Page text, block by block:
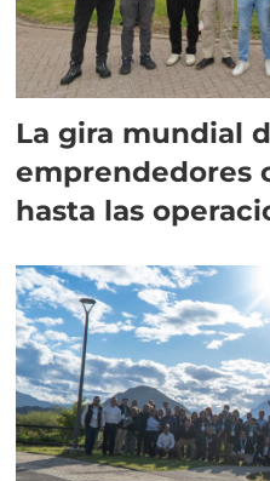
La gira mundial
emprendedores
hasta las